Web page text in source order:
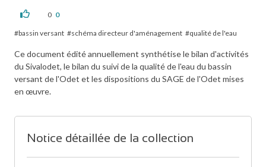
0 0
bassin versant schéma directeur d'aménagement qualité de l'eau
Ce document édité annuellement synthétise le bilan d'activités
du Sivalodet, le bilan du suivi de la qualité de l'eau du bassin
versant de l'Odet et les dispositions du SAGE de l'Odet mises
en œuvre.
Notice détaillée de la collection